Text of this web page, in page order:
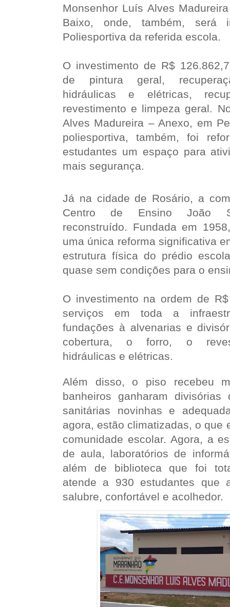
Monsenhor Luís Alves
Baixo, onde, também, será
Poliesportiva da referida escola.
O investimento de R$
de pintura geral,
hidráulicas e elétricas,
revestimento e limpeza geral.
Alves Madureira – Anexo, em
poliesportiva, também, foi
estudantes um espaço para
mais segurança.
Já na cidade de Rosário, a
Centro de Ensino João
reconstruído. Fundada em
uma única reforma significativa
estrutura física do prédio
quase sem condições para o
O investimento na ordem de
serviços em toda a
fundações à alvenarias e
cobertura, o forro, o
hidráulicas e elétricas.
Além disso, o piso recebeu
banheiros ganharam
sanitárias novinhas e
agora, estão climatizadas, o que
comunidade escolar. Agora, a
de aula, laboratórios de
além de biblioteca que foi
atende a 930 estudantes que
salubre, confortável e acolhedor.